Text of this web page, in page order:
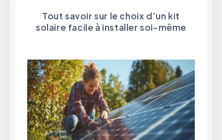
Tout savoir sur le choix d’un kit
solaire facile à installer soi-même